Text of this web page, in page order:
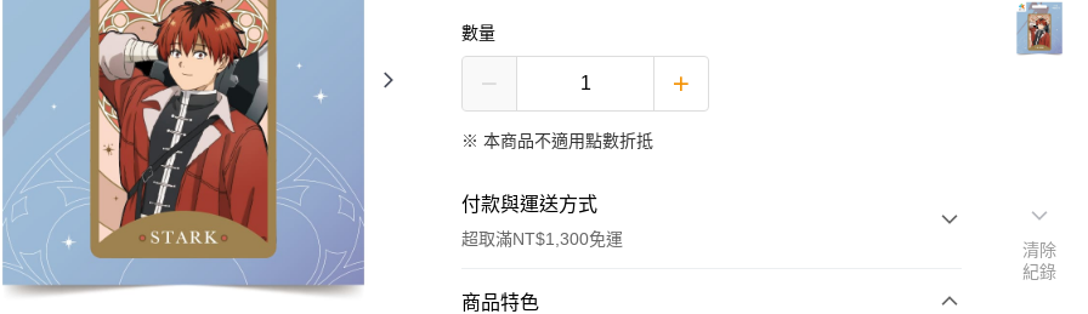
數量
※ 本商品不適用點數折抵
付款與運送方式
超取滿NT$1,300免運
付款方式
商品特色
清除
紀錄